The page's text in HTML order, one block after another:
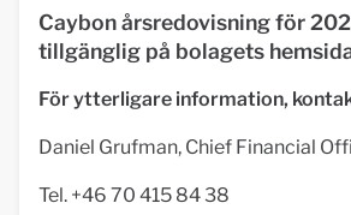
Caybon årsredovisning för
tillgänglig på bolagets
För ytterligare information,
Daniel Grufman, Chief Financial
Tel. +46 70 415 84 38